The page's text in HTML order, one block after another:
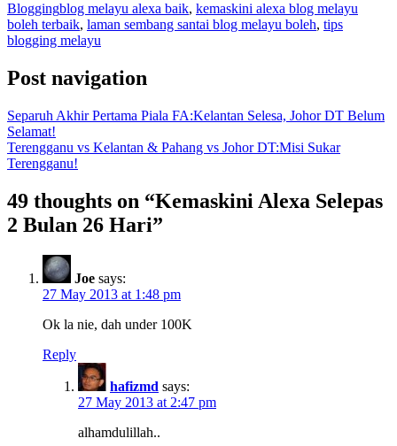
Bloggingblog melayu alexa baik, kemaskini alexa blog melayu
boleh terbaik, laman sembang santai blog melayu boleh, tips
blogging melayu
Post navigation
Separuh Akhir Pertama Piala FA:Kelantan Selesa, Johor DT Belum
Selamat!
Terengganu vs Kelantan & Pahang vs Johor DT:Misi Sukar
Terengganu!
49 thoughts on “Kemaskini Alexa Selepas
2 Bulan 26 Hari”
Joe says:
27 May 2013 at 1:48 pm
Ok la nie, dah under 100K
Reply
hafizmd says:
27 May 2013 at 2:47 pm
alhamdulillah..